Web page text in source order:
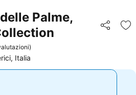
Palme,
Condividi
)
Italia